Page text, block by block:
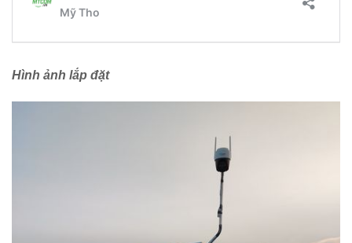
Hình ảnh lắp đặt